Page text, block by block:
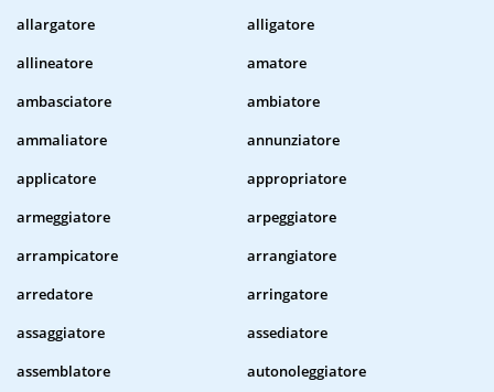
allargatore
alligatore
allineatore
amatore
ambasciatore
ambiatore
ammaliatore
annunziatore
applicatore
appropriatore
armeggiatore
arpeggiatore
arrampicatore
arrangiatore
arredatore
arringatore
assaggiatore
assediatore
assemblatore
autonoleggiatore